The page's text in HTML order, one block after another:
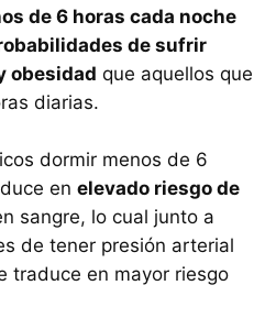
de 6 horas cada noche
de sufrir
obesidad que aquellos que
diarias.
dormir menos de 6
en elevado riesgo de
sangre, lo cual junto a
de tener presión arterial
traduce en mayor riesgo